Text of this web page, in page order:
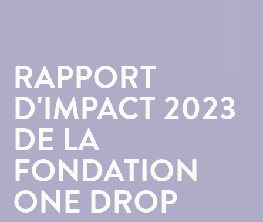
RAPPORT
D'IMPACT 2023
DE LA
FONDATION
ONE DROP